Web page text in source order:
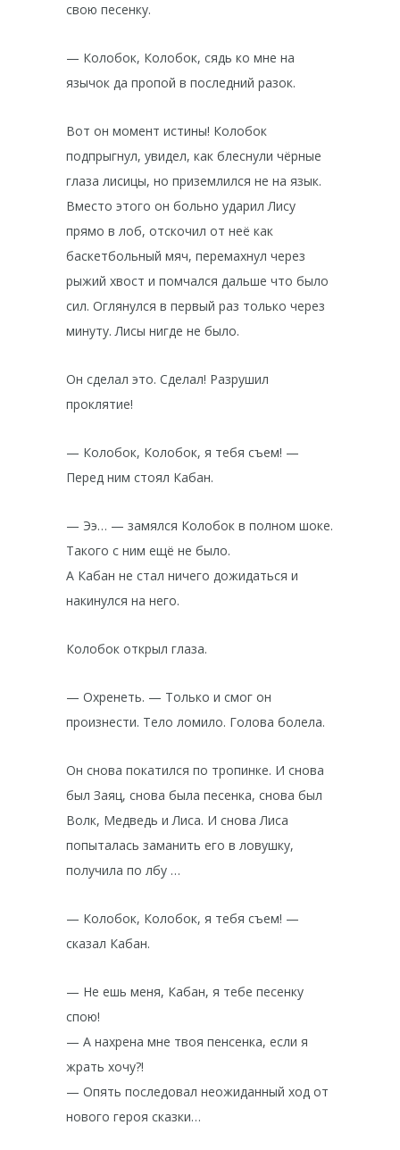
свою песенку.
— Колобок, Колобок, сядь ко мне на
язычок да пропой в последний разок.
Вот он момент истины! Колобок
подпрыгнул, увидел, как блеснули чёрные
глаза лисицы, но приземлился не на язык.
Вместо этого он больно ударил Лису
прямо в лоб, отскочил от неё как
баскетбольный мяч, перемахнул через
рыжий хвост и помчался дальше что было
сил. Оглянулся в первый раз только через
минуту. Лисы нигде не было.
Он сделал это. Сделал! Разрушил
проклятие!
— Колобок, Колобок, я тебя съем! —
Перед ним стоял Кабан.
— Ээ… — замялся Колобок в полном шоке.
Такого с ним ещё не было.
А Кабан не стал ничего дожидаться и
накинулся на него.
Колобок открыл глаза.
— Охренеть. — Только и смог он
произнести. Тело ломило. Голова болела.
Он снова покатился по тропинке. И снова
был Заяц, снова была песенка, снова был
Волк, Медведь и Лиса. И снова Лиса
попыталась заманить его в ловушку,
получила по лбу …
— Колобок, Колобок, я тебя съем! —
сказал Кабан.
— Не ешь меня, Кабан, я тебе песенку
спою!
— А нахрена мне твоя пенсенка, если я
жрать хочу?!
— Опять последовал неожиданный ход от
нового героя сказки…